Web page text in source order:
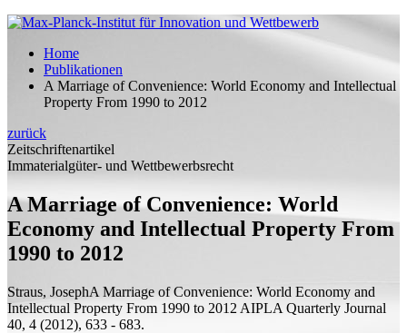
Home
Publikationen
A Marriage of Convenience: World Economy and Intellectual
Property From 1990 to 2012
zurück
Zeitschriftenartikel
Immaterialgüter- und Wettbewerbsrecht
A Marriage of Convenience: World
Economy and Intellectual Property From
1990 to 2012
Straus, JosephA Marriage of Convenience: World Economy and
Intellectual Property From 1990 to 2012 AIPLA Quarterly Journal
40, 4 (2012), 633 - 683.